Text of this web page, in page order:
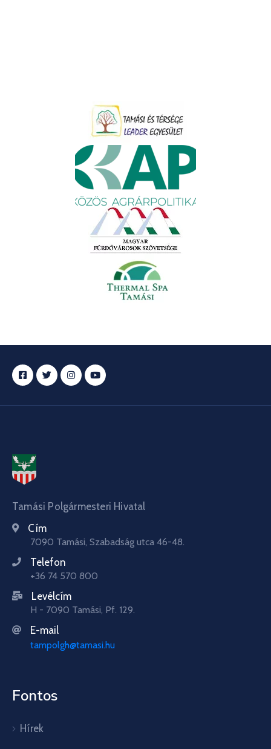
Tamási Polgármesteri Hivatal
Cím
7090 Tamási, Szabadság utca 46-48.
Telefon
+36 74 570 800
Levélcím
H - 7090 Tamási, Pf. 129.
E-mail
tampolgh@tamasi.hu
Fontos
Hírek